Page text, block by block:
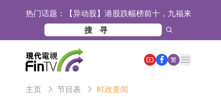
热门话题： 【异动股】港股跌幅榜前十，九福来
(08611.HK)跌21.43%，天瑞汽车内饰
(06162.HK)跌18.44%
【异动股】港股涨幅榜前十，佳明集
团控股(01271.HK)涨+78.22%，拿森
科技(02261.HK)涨+64.11%
斯迪克：公司为国内折叠屏核心功能
材料供应商
恒瑞医药：公司已在中国获批上市26
款1类创新药、6款2类新药
聚辰股份：公司VPD芯片已顺利通过
繁
Open main menu
主页 节目表 时政要闻